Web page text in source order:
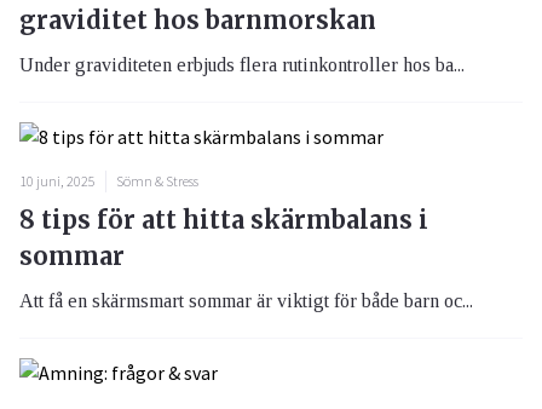
graviditet hos barnmorskan
Under graviditeten erbjuds flera rutinkontroller hos ba...
10 juni, 2025 Sömn & Stress
8 tips för att hitta skärmbalans i
sommar
Att få en skärmsmart sommar är viktigt för både barn oc...